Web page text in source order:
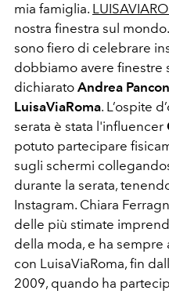
mia famiglia.
nostra finestra sul
sono fiero di celebrare
dobbiamo avere finestre
dichiarato Andrea
LuisaViaRoma. L’ospite
serata è stata l'influencer
potuto partecipare
sugli schermi
durante la serata,
Instagram. Chiara
delle più stimate
della moda, e ha
con LuisaViaRoma, fin
2009, quando ha